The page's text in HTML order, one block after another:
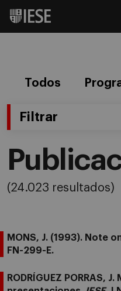
Todos
Filtrar
(24.023 resultados)
MONS, J. (1993). Note
FN-299-E.
RODRÍGUEZ PORRAS,